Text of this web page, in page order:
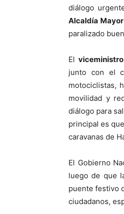
diálogo
Alcaldía
paralizado
El
junto con el
motociclistas,
movilidad y
diálogo para
principal es
caravanas de
El Gobierno
luego de que
puente festivo
ciudadanos,